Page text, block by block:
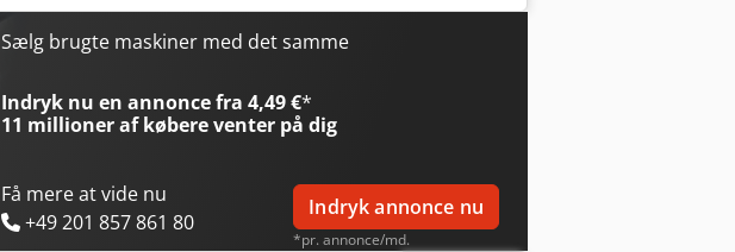
Sælg brugte maskiner med det samme
Indryk nu en annonce fra 4,49 €*
11 millioner af købereventer på dig
Få mere at vide nu
+49 201 857 861 80
Indryk annonce nu
*pr. annonce/md.